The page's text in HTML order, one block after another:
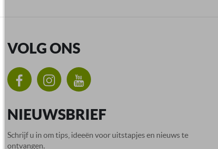
VOLG ONS
NIEUWSBRIEF
Schrijf u in om tips, ideeën voor uitstapjes en nieuws te
ontvangen.